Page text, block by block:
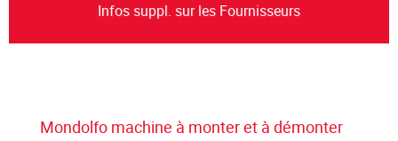
Infos suppl. sur les Fournisseurs
Mondolfo machine à monter et à démonter